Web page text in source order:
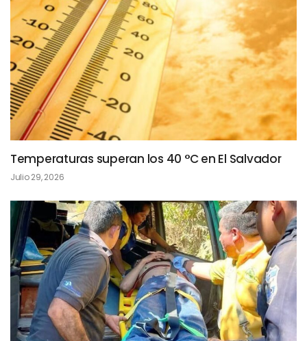
Temperaturas superan los 40 °C en El Salvador
Julio 29, 2026